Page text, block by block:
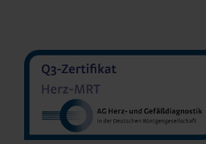
MVZ Radiologie Darmstadt
Prof. Dr. Oliver Mohrs